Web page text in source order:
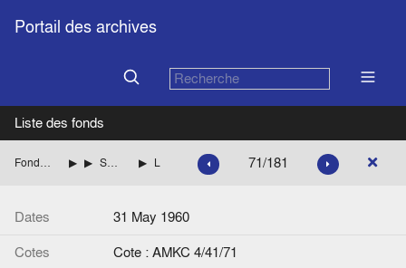
Portail des archives
Liste des fonds
Fonds Jean Monnet : Comité d'action, correspondance ITALIE
SARAGAT Giuseppe (Parti socialiste démocratique italien, PSDI) Liste des èces 71/181
Dates
31 May 1960
Cotes
Cote : AMKC 4/41/71